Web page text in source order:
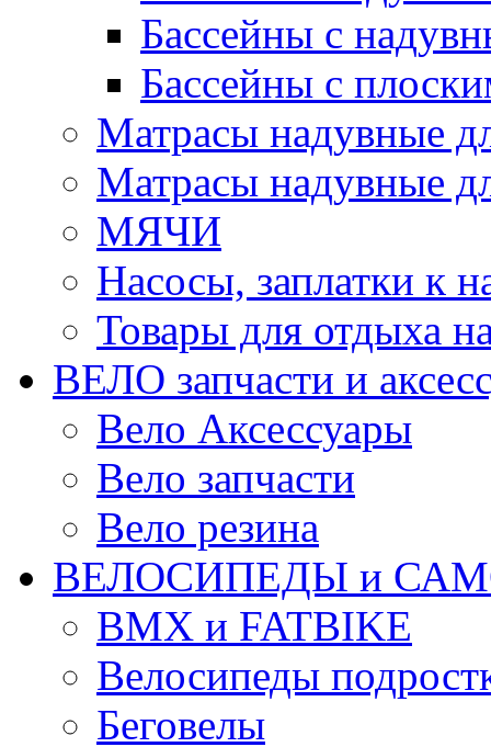
Бассейны с
Бассейны с
Матрасы надувные
Матрасы надувные
МЯЧИ
Насосы, заплатки к
Товары для отдыха
ВЕЛО запчасти и
Вело Аксессуары
Вело запчасти
Вело резина
ВЕЛОСИПЕДЫ и
BMX и FATBIKE
Велосипеды
Беговелы